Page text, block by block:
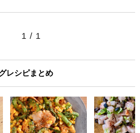
1 / 1
レシピまとめ